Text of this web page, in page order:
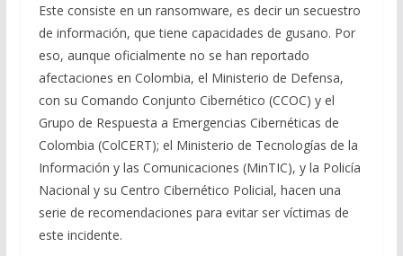
Este consiste en un ransomware, es decir un secuestro
de información, que tiene capacidades de gusano. Por
eso, aunque oficialmente no se han reportado
afectaciones en Colombia, el Ministerio de Defensa,
con su Comando Conjunto Cibernético (CCOC) y el
Grupo de Respuesta a Emergencias Cibernéticas de
Colombia (ColCERT); el Ministerio de Tecnologías de la
Información y las Comunicaciones (MinTIC), y la Policía
Nacional y su Centro Cibernético Policial, hacen una
serie de recomendaciones para evitar ser víctimas de
este incidente.